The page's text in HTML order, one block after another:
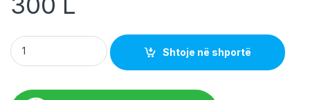
Bateri Lithium-Ion 18650 3.7V 2600mAh e Rikarikueshme
Shtoje në shportë